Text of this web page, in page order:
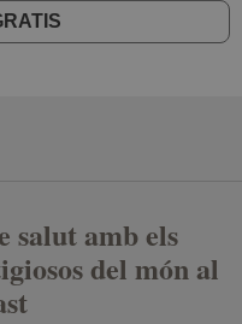
salut amb els
del món al